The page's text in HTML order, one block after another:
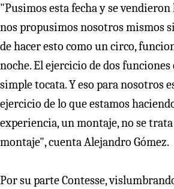
"Pusimos esta fecha y se vendieron
nos propusimos nosotros mismos
de hacer esto como un circo,
noche. El ejercicio de dos
simple tocata. Y eso para nosotros
ejercicio de lo que estamos
experiencia, un montaje, no se
montaje", cuenta Alejandro Gómez.
Por su parte Contesse,